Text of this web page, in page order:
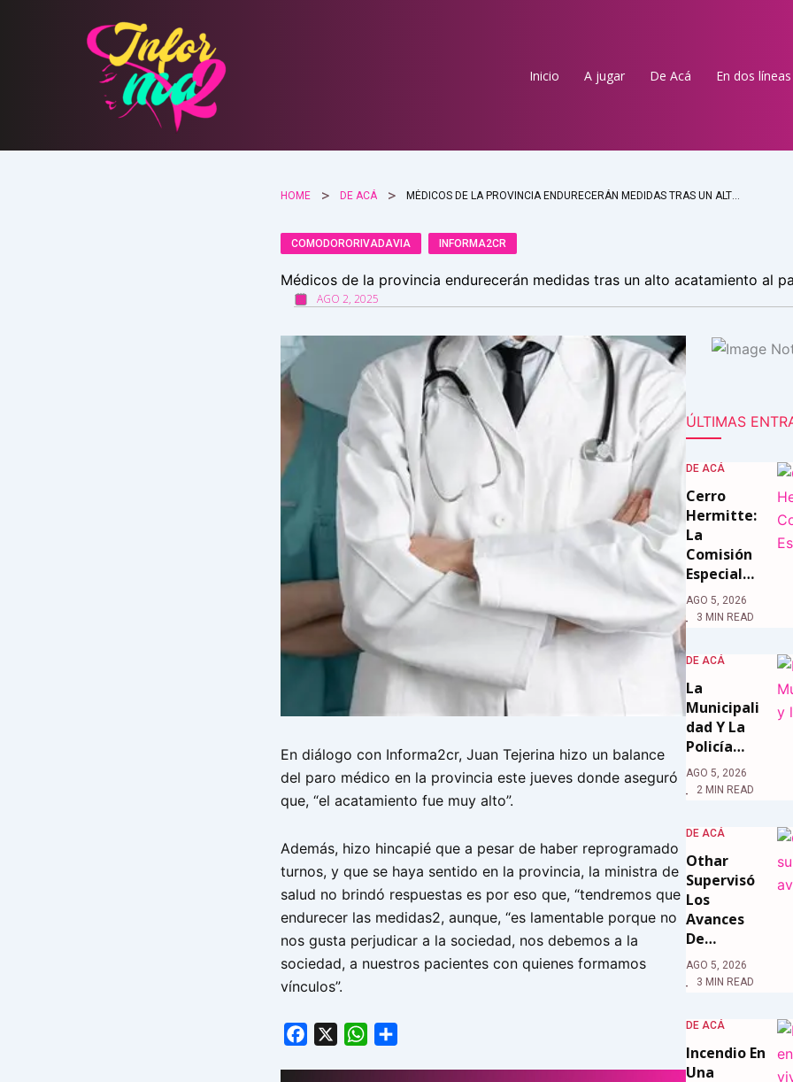
Inicio A jugar De Acá En dos líneas
HOME DE ACÁ
COMODORORIVADAVIA INFORMA2CR
Médicos de la provincia endurecerán medidas tras un alto acatamiento al
AGO 2, 2025
En diálogo con Informa2cr, Juan Tejerina hizo un balance
del paro médico en la provincia este jueves donde aseguró
que, “el acatamiento fue muy alto”.
Además, hizo hincapié que a pesar de haber reprogramado
turnos, y que se haya sentido en la provincia, la ministra de
salud no brindó respuestas es por eso que, “tendremos que
endurecer las medidas2, aunque, “es lamentable porque no
nos gusta perjudicar a la sociedad, nos debemos a la
sociedad, a nuestros pacientes con quienes formamos
vínculos”.
Facebook WhatsApp
ÚLTIMAS
DE ACÁ
Cerro
Hermitte:
La
Comisión
Especial…
AGO 5, 2026
3 MIN READ
DE ACÁ
La
Municipali
Dad Y La
Policía…
AGO 5, 2026
2 MIN READ
DE ACÁ
Othar
Supervisó
Los
Avances
De…
AGO 5, 2026
3 MIN READ
DE ACÁ
Incendio En
Una